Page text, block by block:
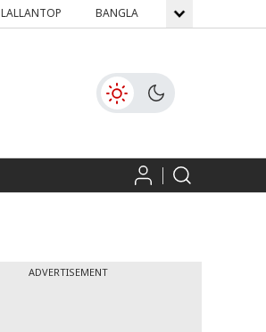
LALLANTOP BANGLA GNTTV
ADVERTISEMENT